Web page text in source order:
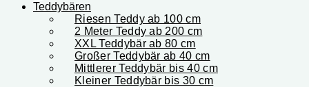
Teddybären
Riesen Teddy ab 100 cm
2 Meter Teddy ab 200 cm
XXL Teddybär ab 80 cm
Großer Teddybär ab 40 cm
Mittlerer Teddybär bis 40 cm
Kleiner Teddybär bis 30 cm